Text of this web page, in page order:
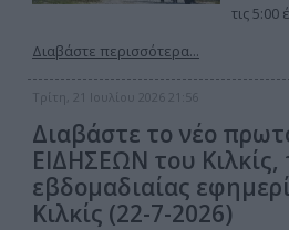
τις 5:00
Διαβάστε περισσότερα...
Τρίτη, 21 Ιουλίου 2026 21:56
Διαβάστε το νέο
ΕΙΔΗΣΕΩΝ του Κιλκίς,
εβδομαδιαίας
Κιλκίς (22-7-2026)